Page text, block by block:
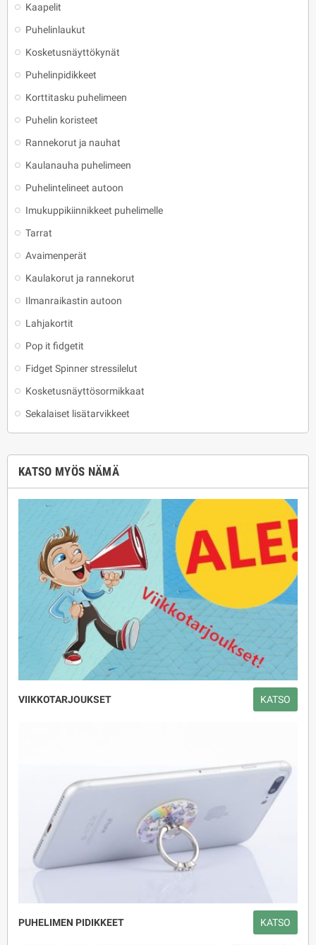
Kaapelit
Puhelinlaukut
Kosketusnäyttökynät
Puhelinpidikkeet
Korttitasku puhelimeen
Puhelin koristeet
Rannekorut ja nauhat
Kaulanauha puhelimeen
Puhelintelineet autoon
Imukuppikiinnikkeet puhelimelle
Tarrat
Avaimenperät
Kaulakorut ja rannekorut
Ilmanraikastin autoon
Lahjakortit
Pop it fidgetit
Fidget Spinner stressilelut
Kosketusnäyttösormikkaat
Sekalaiset lisätarvikkeet
KATSO MYÖS NÄMÄ
VIIKKOTARJOUKSET KATSO
PUHELIMEN PIDIKKEET KATSO